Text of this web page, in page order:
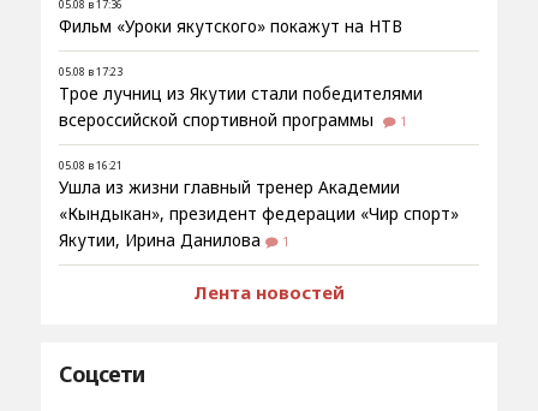
05.08 в 17:36
Фильм «Уроки якутского» покажут на НТВ
05.08 в 17:23
Трое лучниц из Якутии стали победителями
всероссийской спортивной программы
1
05.08 в 16:21
Ушла из жизни главный тренер Академии
«Кындыкан», президент федерации «Чир спорт»
Якутии, Ирина Данилова
1
Лента новостей
Соцсети